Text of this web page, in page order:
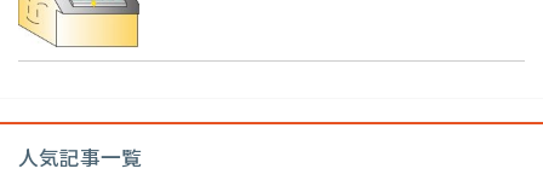
人気記事一覧